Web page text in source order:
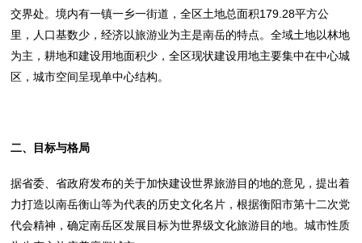
交界处。境内有一镇一乡一街道，全区土地总面积179.28平方公
里，人口基数少，经济以旅游业为主是南岳的特点。全域土地以林地
为主，耕地和建设用地面积少，全区现状建设用地主要集中在中心城
区，城市空间呈现单中心结构。
二、目标与格局
据省委、省政府发布的关于加快建设世界旅游目的地的意见，提出着
力打造以南岳衡山等为代表的历史文化名片，根据衡阳市第十二次党
代会精神，确定南岳区发展目标为世界级文化旅游目的地。城市性质